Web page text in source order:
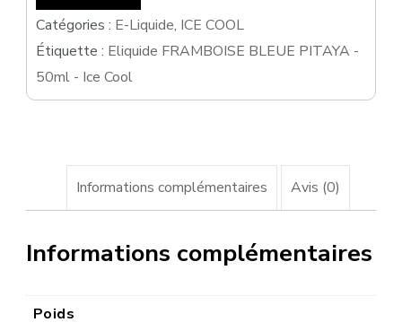
50ml
Ice
Catégories : E-Liquide, ICE COOL
Étiquette : Eliquide FRAMBOISE BLEUE PITAYA -
50ml - Ice Cool
Informations complémentaires Avis (0)
Informations complémentaires
Poids